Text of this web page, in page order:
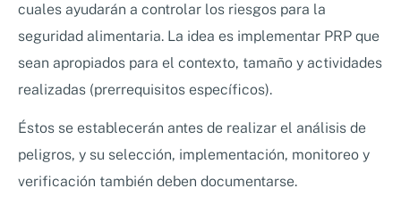
cuales ayudarán a controlar los riesgos para la
seguridad alimentaria. La idea es implementar PRP que
sean apropiados para el contexto, tamaño y actividades
realizadas (prerrequisitos específicos).
Éstos se establecerán antes de realizar el análisis de
peligros, y su selección, implementación, monitoreo y
verificación también deben documentarse.